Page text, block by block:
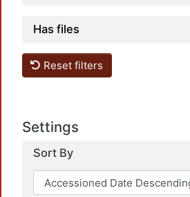
Has files
Reset filters
Settings
Sort By